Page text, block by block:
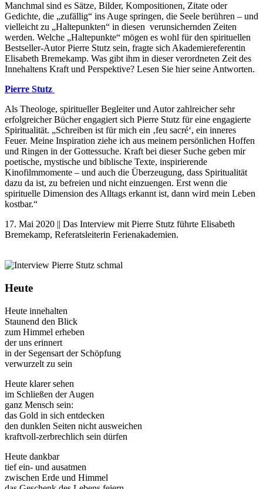
Manchmal sind es Sätze, Bilder, Kompositionen, Zitate oder
Gedichte, die „zufällig“ ins Auge springen, die Seele berühren – und
vielleicht zu „Haltepunkten“ in diesen verunsichernden Zeiten
werden. Welche „Haltepunkte“ mögen es wohl für den spirituellen
Bestseller-Autor Pierre Stutz sein, fragte sich Akademiereferentin
Elisabeth Bremekamp. Was gibt ihm in dieser verordneten Zeit des
Innehaltens Kraft und Perspektive? Lesen Sie hier seine Antworten.
Pierre Stutz
Als Theologe, spiritueller Begleiter und Autor zahlreicher sehr
erfolgreicher Bücher engagiert sich Pierre Stutz für eine engagierte
Spiritualität. „Schreiben ist für mich ein ‚feu sacré‘, ein inneres
Feuer. Meine Inspiration ziehe ich aus meinem persönlichen Hoffen
und Ringen in der Gottessuche. Kraft bei dieser Suche geben mir
poetische, mystische und biblische Texte, inspirierende
Kinofilmmomente – und auch die Überzeugung, dass Spiritualität
dazu da ist, zu befreien und nicht einzuengen. Erst wenn die
spirituelle Dimension des Alltags erkannt ist, dann wird mein Leben
kostbar.“
17. Mai 2020 || Das Interview mit Pierre Stutz führte Elisabeth
Bremekamp, Referatsleiterin Ferienakademien.
Heute
Heute innehalten
Staunend den Blick
zum Himmel erheben
der uns erinnert
in der Segensart der Schöpfung
verwurzelt zu sein
Heute klarer sehen
im Schließen der Augen
ganz Mensch sein:
das Gold in sich entdecken
den dunklen Seiten nicht ausweichen
kraftvoll-zerbrechlich sein dürfen
Heute dankbar
tief ein- und ausatmen
zwischen Erde und Himmel